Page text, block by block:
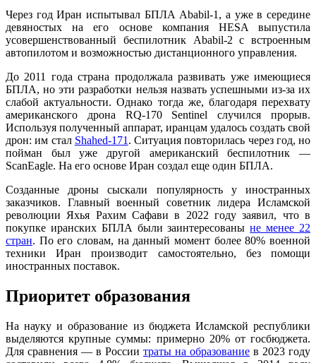
Через год Иран испытывал БПЛА Ababil-1, а уже в середине
девяностых на его основе компания HESA выпустила
усовершенствованный беспилотник Ababil-2 с встроенным
автопилотом и возможностью дистанционного управления.
До 2011 года страна продолжала развивать уже имеющиеся
БПЛА, но эти разработки нельзя назвать успешными из-за их
слабой актуальности. Однако тогда же, благодаря перехвату
американского дрона RQ-170 Sentinel случился прорыв.
Используя полученный аппарат, иранцам удалось создать свой
дрон: им стал Shahed-171 . Ситуация повторилась через год, но
пойман был уже другой американский беспилотник —
ScanEagle. На его основе Иран создал еще один БПЛА.
Созданные дроны сыскали популярность у иностранных
заказчиков. Главный военный советник лидера Исламской
революции Яхья Рахим Сафави в 2022 году заявил, что в
покупке иранских БПЛА были заинтересованыне менее 22
стран. По его словам, на данный момент более 80% военной
техники Иран производит самостоятельно, без помощи
иностранных поставок.
Приоритет образования
На науку и образование из бюджета Исламской республики
выделяются крупные суммы: примерно 20% от госбюджета.
Для сравнения — в России траты на образование в 2023 году